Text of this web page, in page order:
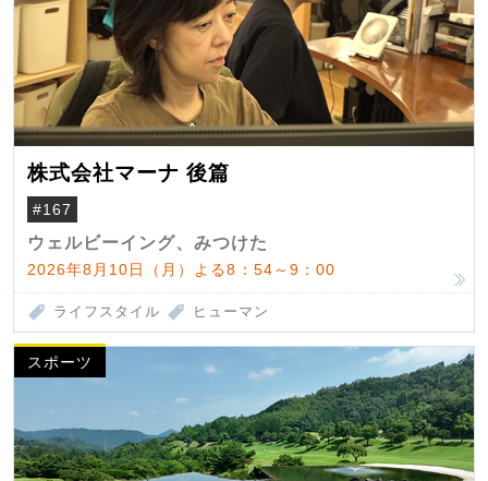
株式会社マーナ 後篇
#167
ウェルビーイング、みつけた
2026年8月10日（月）よる8：54～9：00
ライフスタイル ヒューマン
スポーツ